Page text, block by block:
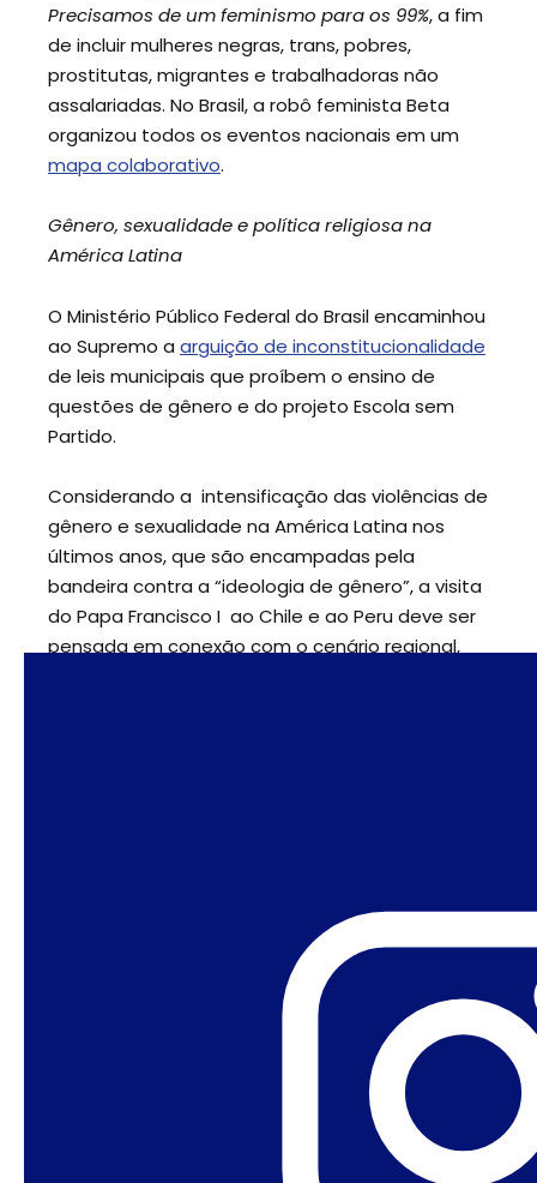
Precisamos de um feminismo para os 99%, a fim
de incluir mulheres negras, trans, pobres,
prostitutas, migrantes e trabalhadoras não
assalariadas. No Brasil, a robô feminista Beta
organizou todos os eventos nacionais em um
mapa colaborativo.
Gênero, sexualidade e política religiosa na
América Latina
O Ministério Público Federal do Brasil encaminhou
ao Supremo a arguição de inconstitucionalidade
de leis municipais que proíbem o ensino de
questões de gênero e do projeto Escola sem
Partido.
Considerando a intensificação das violências de
gênero e sexualidade na América Latina nos
últimos anos, que são encampadas pela
bandeira contra a “ideologia de gênero”, a visita
do Papa Francisco I ao Chile e ao Peru deve ser
pensada em conexão com o cenário regional,
, um ícone do litígio e do ativismo
de gênero no Paquistão e em todo o mundo,
faleceu. Jahangir foi presidente da Comissão de
Direitos Humanos do Paquistão, Relatora
Especial das Nações Unidas sobre Liberdade de
Religião ou Crença, co-fundadora do Women’s
Action Forum, a primeira mulher do Paquistão a